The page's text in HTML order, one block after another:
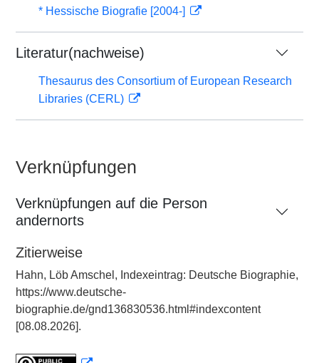
* Hessische Biografie [2004-]
Literatur(nachweise)
Thesaurus des Consortium of European Research
Libraries (CERL)
Verknüpfungen
Verknüpfungen auf die Person
andernorts
Zitierweise
Hahn, Löb Amschel, Indexeintrag: Deutsche Biographie,
https://www.deutsche-
biographie.de/gnd136830536.html#indexcontent
[08.08.2026].